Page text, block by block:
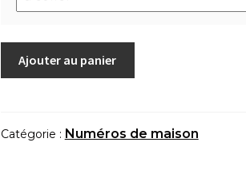
maison
Ajouter au panier
Catégorie : Numéros de maison